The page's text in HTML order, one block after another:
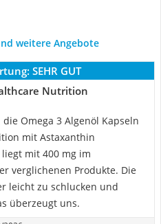
weitere Angebote
SEHR GUT
Nutrition
Omega 3 Algenöl Kapseln
mit Astaxanthin
mit 400 mg im
verglichenen Produkte. Die
leicht zu schlucken und
überzeugt uns.